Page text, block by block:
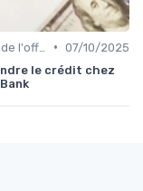
• 07/10/2025
le crédit chez